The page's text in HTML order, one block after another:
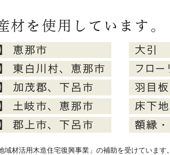
材活用木造住宅復興事業」の補助を受けています。